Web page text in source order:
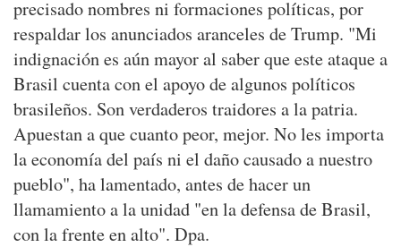
precisado nombres ni formaciones políticas, por
respaldar los anunciados aranceles de Trump. "Mi
indignación es aún mayor al saber que este ataque a
Brasil cuenta con el apoyo de algunos políticos
brasileños. Son verdaderos traidores a la patria.
Apuestan a que cuanto peor, mejor. No les importa
la economía del país ni el daño causado a nuestro
pueblo", ha lamentado, antes de hacer un
llamamiento a la unidad "en la defensa de Brasil,
con la frente en alto". Dpa.